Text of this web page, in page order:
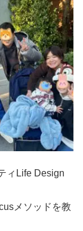
ィLife Design
メソッドを教